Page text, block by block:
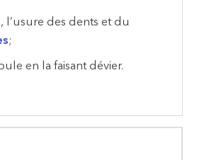
l’usure des dents et du
;
en la faisant dévier.